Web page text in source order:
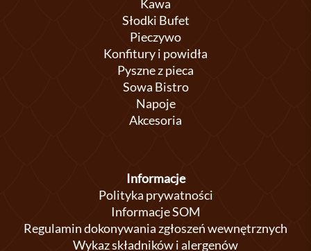
Kawa
Słodki Bufet
Pieczywo
Konfitury i powidła
Pyszne z pieca
Sowa Bistro
Napoje
Akcesoria
Informacje
Polityka prywatności
Informacje SOM
Regulamin dokonywania zgłoszeń wewnętrznych
Wykaz składników i alergenów